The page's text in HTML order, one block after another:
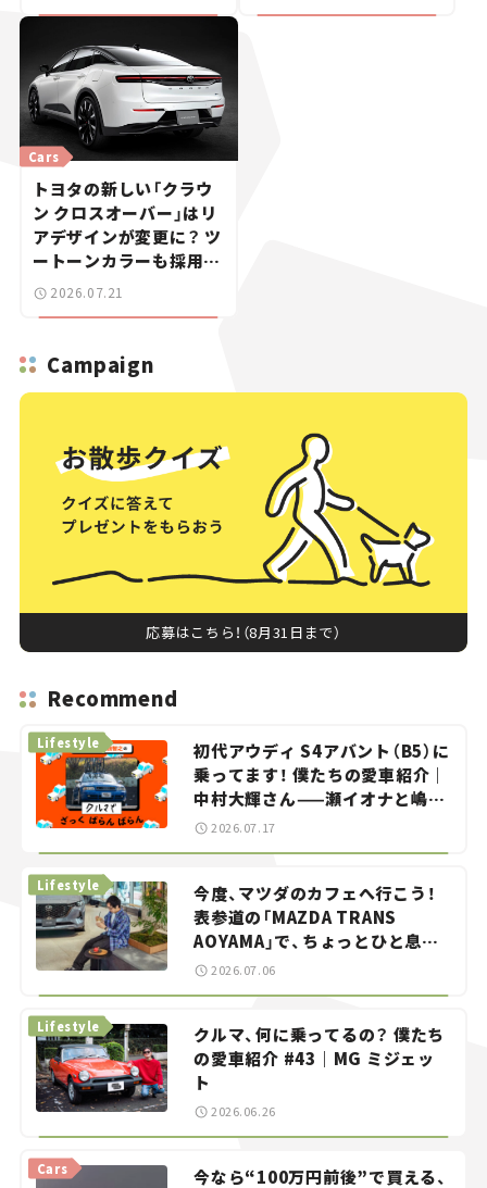
Cars
トヨタの新しい「クラウ
ン クロスオーバー」はリ
アデザインが変更に？ ツ
ートーンカラーも採用し
9月中旬に発表予定【新車
ニュース】
2026.07.21
Campaign
応募はこちら！（8月31日まで）
Recommend
初代アウディ S4アバント（B5）に
乗ってます！ 僕たちの愛車紹介｜
中村大輝さん——瀬イオナと嶋田
智之の「クルマでざっくばらんば
らん！」＃20
Lifestyle
2026.07.17
今度、マツダのカフェへ行こう！
表参道の「MAZDA TRANS
AOYAMA」で、ちょっとひと息。
——連載｜CCGとクルマでどうす
Lifestyle
2026.07.06
クルマ、何に乗ってるの？ 僕たち
の愛車紹介 #43｜MG ミジェッ
ト
Lifestyle
2026.06.26
今なら“100万円前後”で買える、
Cars